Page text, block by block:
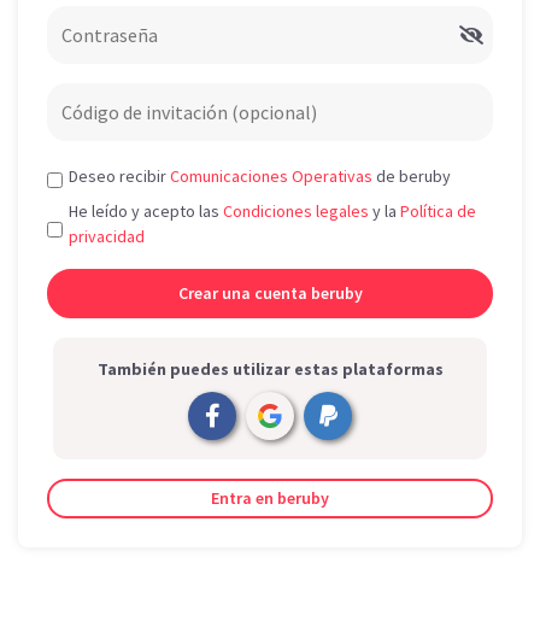
Deseo recibirComunicaciones Operativas de beruby
He leído y acepto las Condiciones legales y la Política de
privacidad
También puedes utilizar estas plataformas
Entra en beruby